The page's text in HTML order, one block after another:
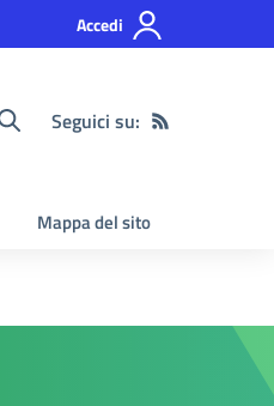
Accedi
Seguici su:
Mappa del sito